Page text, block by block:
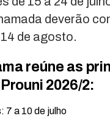
deverão
de agosto.
reúne as
2026/2:
7 a 10 de julho